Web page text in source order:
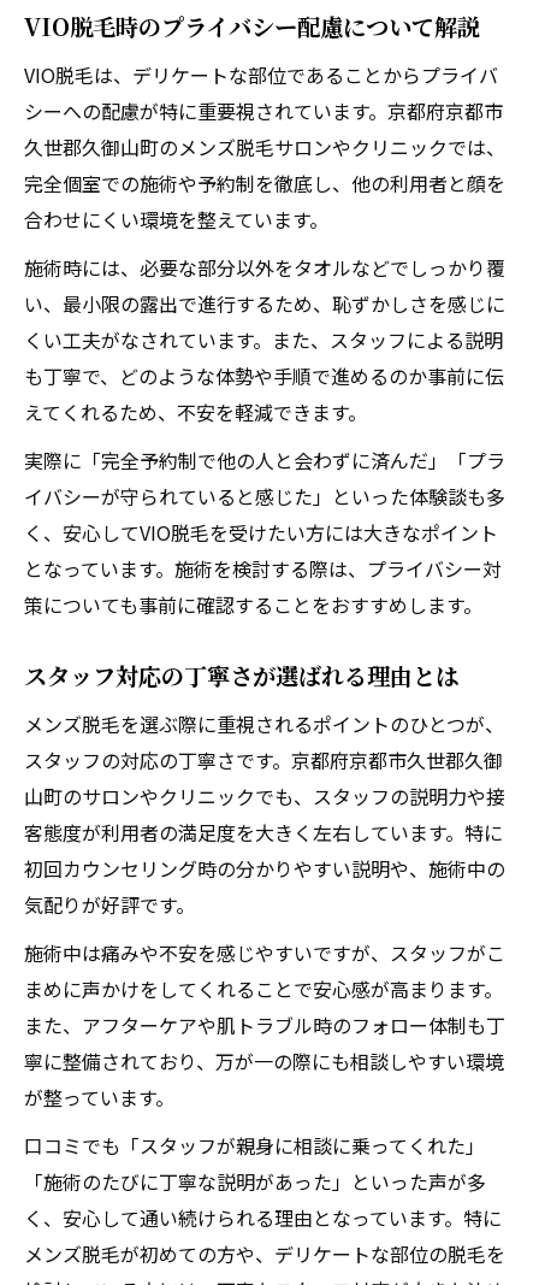
VIO脱毛時のプライバシー配慮について解説
VIO脱毛は、デリケートな部位であることからプライバ
シーへの配慮が特に重要視されています。京都府京都市
久世郡久御山町のメンズ脱毛サロンやクリニックでは、
完全個室での施術や予約制を徹底し、他の利用者と顔を
合わせにくい環境を整えています。
施術時には、必要な部分以外をタオルなどでしっかり覆
い、最小限の露出で進行するため、恥ずかしさを感じに
くい工夫がなされています。また、スタッフによる説明
も丁寧で、どのような体勢や手順で進めるのか事前に伝
えてくれるため、不安を軽減できます。
実際に「完全予約制で他の人と会わずに済んだ」「プラ
イバシーが守られていると感じた」といった体験談も多
く、安心してVIO脱毛を受けたい方には大きなポイント
となっています。施術を検討する際は、プライバシー対
策についても事前に確認することをおすすめします。
スタッフ対応の丁寧さが選ばれる理由とは
メンズ脱毛を選ぶ際に重視されるポイントのひとつが、
スタッフの対応の丁寧さです。京都府京都市久世郡久御
山町のサロンやクリニックでも、スタッフの説明力や接
客態度が利用者の満足度を大きく左右しています。特に
初回カウンセリング時の分かりやすい説明や、施術中の
気配りが好評です。
施術中は痛みや不安を感じやすいですが、スタッフがこ
まめに声かけをしてくれることで安心感が高まります。
また、アフターケアや肌トラブル時のフォロー体制も丁
寧に整備されており、万が一の際にも相談しやすい環境
が整っています。
口コミでも「スタッフが親身に相談に乗ってくれた」
「施術のたびに丁寧な説明があった」といった声が多
く、安心して通い続けられる理由となっています。特に
メンズ脱毛が初めての方や、デリケートな部位の脱毛を